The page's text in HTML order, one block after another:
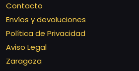
Contacto
Envíos y devoluciones
Política de Privacidad
Aviso Legal
Zaragoza